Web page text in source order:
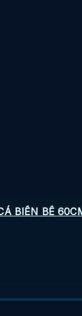
BIỂN BỂ